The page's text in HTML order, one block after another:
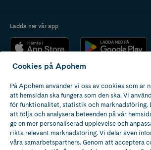
Ladda ner vår app
Apotek med tillstånd
av Läkemedelsverket
Cookies på Apohem
På Apohem använder vi oss av cookies som är
att hemsidan ska fungera som den ska. Vi
för funktionalitet, statistik och marknadsföring.
att följa och analysera beteenden på vår
ge en mer personaliserad upplevelse och
rikta relevant marknadsföring. Vi delar även
våra samarbetspartners. Genom att acceptera